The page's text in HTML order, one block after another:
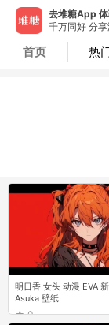
去堆糖App
千万同好 分
首页 热
明日香 女头 动漫 EVA
Asuka 壁纸
0